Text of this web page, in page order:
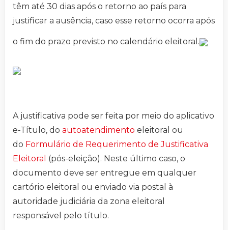
têm até 30 dias após o retorno ao país para
justificar a ausência, caso esse retorno ocorra após
o fim do prazo previsto no calendário eleitoral.
A justificativa pode ser feita por meio do aplicativo
e-Título, do autoatendimento eleitoral ou
do Formulário de Requerimento de Justificativa
Eleitoral (pós-eleição). Neste último caso, o
documento deve ser entregue em qualquer
cartório eleitoral ou enviado via postal à
autoridade judiciária da zona eleitoral
responsável pelo título.